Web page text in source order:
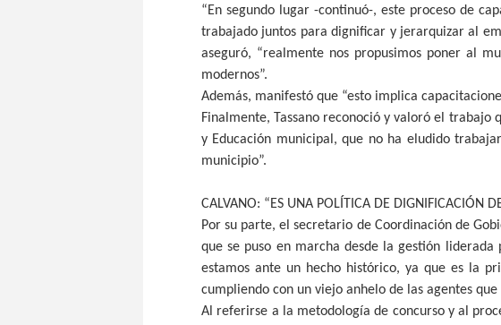
“En segundo lugar -continuó-, este proceso de
trabajado juntos para dignificar y jerarquizar al
aseguró, “realmente nos propusimos poner al
modernos”.
Además, manifestó que “esto implica
Finalmente, Tassano reconoció y valoró el
y Educación municipal, que no ha eludido
municipio”.
CALVANO: “ES UNA POLÍTICA DE DIGNIFICACIÓN
Por su parte, el secretario de Coordinación de
que se puso en marcha desde la gestión liderada
estamos ante un hecho histórico, ya que es la
cumpliendo con un viejo anhelo de las agentes
Al referirse a la metodología de concurso y al